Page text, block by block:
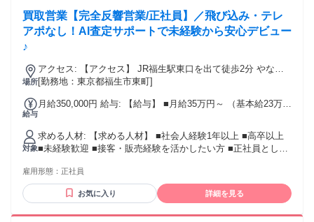
買取営業【完全反響営業/正社員】／飛び込み・テレ
アポなし！AI査定サポートで未経験から安心デビュー
♪
場所
アクセス: 【アクセス】 JR福生駅東口を出て徒歩2分 やなぎ
通り沿いラビット21隣り
[勤務地：東京都福生市東町]
給与
月給350,000円 給与: 【給与】 ■月給35万円～ （基本給23万円
■昇給随時 ■交通費全額支給
対象
求める人材: 【求める人材】 ■社会人経験1年以上 ■高卒以上
■未経験歓迎 ■接客・販売経験を活かしたい方 ■正社員として
☆早期キャリアアップを目指したい方 ☆人と話すことが好き
な方 ☆ブランド品やジュエリーに興味がある方 ☆挑戦できる
環境で成長したい方 20代・第二新卒活躍中！ まずは話だけで
雇用形態： 正社員
お気に入り 詳細を見る